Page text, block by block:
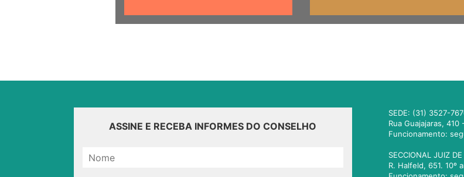
ASSINE E RECEBA INFORMES DO CONSELHO
SEDE: (31) 3527-
Rua Guajajaras,
Funcionamento:
SECCIONAL JUIZ
R. Halfeld, 651. 10º